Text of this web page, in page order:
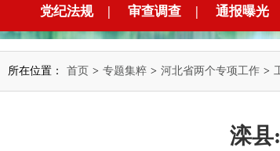
党纪法规 | 审查调查 | 通报曝光
所在位置： 首页 > 专题集粹 > 河北省两个专项工作 >
滦县